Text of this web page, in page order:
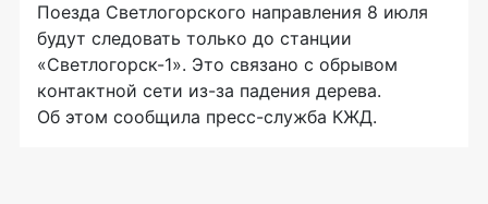
Поезда Светлогорского направления 8 июля
будут следовать только до станции
«Светлогорск-1». Это связано с обрывом
контактной сети из-за падения дерева.
Об этом сообщила пресс-служба КЖД.